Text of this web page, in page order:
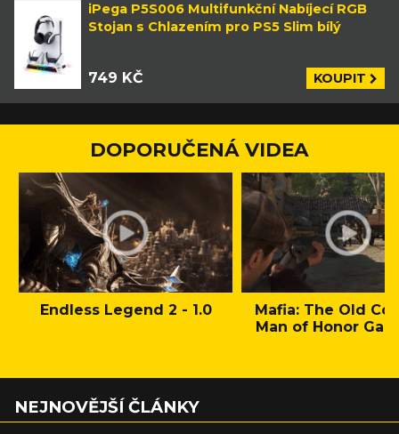
iPega P5S006 Multifunkční Nabíjecí RGB
Stojan s Chlazením pro PS5 Slim bílý
749 KČ KOUPIT
DOPORUČENÁ VIDEA
Endless Legend 2 - 1.0
Mafia: The Old
Man of Honor
NEJNOVĚJŠÍ ČLÁNKY